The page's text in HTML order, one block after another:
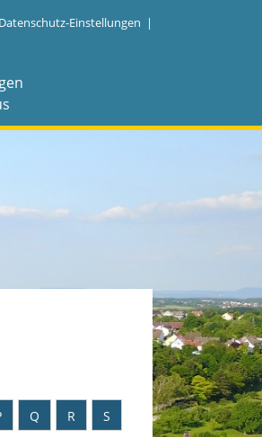
Datenschutz-Einstellungen |
Q R
S